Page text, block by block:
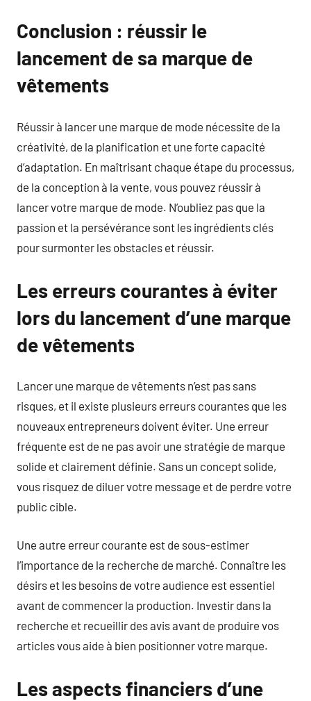
Conclusion : réussir le
lancement de sa marque de
vêtements
Réussir à lancer une marque de mode nécessite de la
créativité, de la planification et une forte capacité
d’adaptation. En maîtrisant chaque étape du processus,
de la conception à la vente, vous pouvez réussir à
lancer votre marque de mode. N’oubliez pas que la
passion et la persévérance sont les ingrédients clés
pour surmonter les obstacles et réussir.
Les erreurs courantes à éviter
lors du lancement d’une marque
de vêtements
Lancer une marque de vêtements n’est pas sans
risques, et il existe plusieurs erreurs courantes que les
nouveaux entrepreneurs doivent éviter. Une erreur
fréquente est de ne pas avoir une stratégie de marque
solide et clairement définie. Sans un concept solide,
vous risquez de diluer votre message et de perdre votre
public cible.
Une autre erreur courante est de sous-estimer
l’importance de la recherche de marché. Connaître les
désirs et les besoins de votre audience est essentiel
avant de commencer la production. Investir dans la
recherche et recueillir des avis avant de produire vos
articles vous aide à bien positionner votre marque.
Les aspects financiers d’une